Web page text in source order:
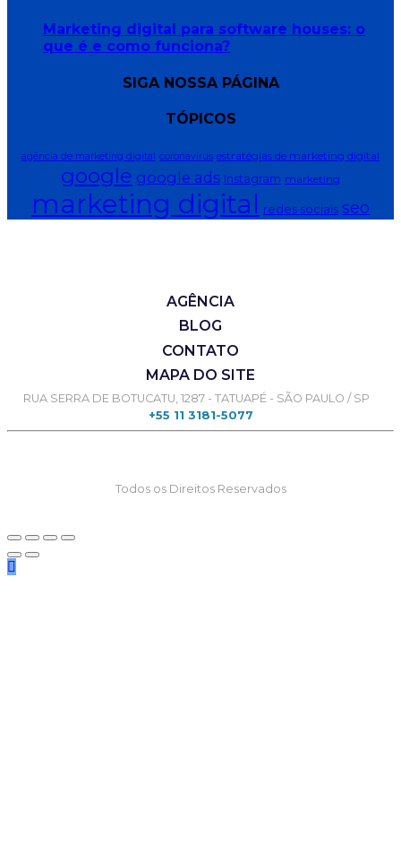
Marketing digital para software houses: o
que é e como funciona?
SIGA NOSSA PÁGINA
TÓPICOS
agência de marketing digital coronavírus estratégias de marketing digital
google google ads Instagram marketing
marketing digital redes sociais seo
AGÊNCIA
BLOG
CONTATO
MAPA DO SITE
RUA SERRA DE BOTUCATU, 1287 - TATUAPÉ - SÃO PAULO / SP
+55 11 3181-5077
Todos os Direitos Reservados